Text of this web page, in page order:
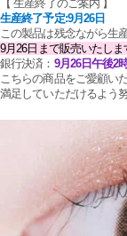
【 生産終了のご案内 】
生産終了予定:9月26日
この製品は残念ながら生
9月26日まで販売いたし
銀行決済： 9月26日午後2
こちらの商品をご愛顧い
満足していただけるよう